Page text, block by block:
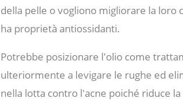
della pelle o vogliono migliorare la loro
ha proprietà antiossidanti.
Potrebbe posizionare l'olio come
ulteriormente a levigare le rughe ed
nella lotta contro l'acne poiché riduce